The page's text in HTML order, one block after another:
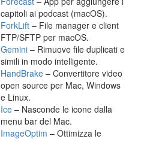
capitoli ai podcast (macOS).
ForkLift – File manager e client
FTP/SFTP per macOS.
Gemini – Rimuove file duplicati e
simili in modo intelligente.
HandBrake – Convertitore video
open source per Mac, Windows
e Linux.
Ice – Nasconde le icone dalla
menu bar del Mac.
ImageOptim – Ottimizza le